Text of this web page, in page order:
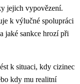
jejich vypovězení.
k výlučné spolupráci
jaké sankce hrozí při
k situaci, kdy cizinec
kdy mu realitní